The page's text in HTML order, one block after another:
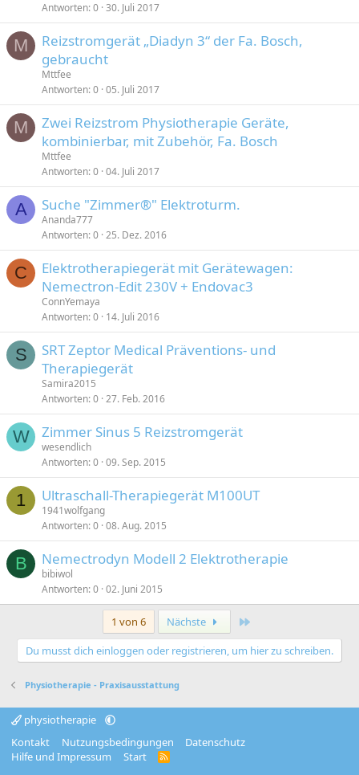
Antworten 0 30. Juli 2017
M
Reizstromgerät „Diadyn 3“ der Fa. Bosch,
gebraucht
Mttfee
Antworten 0 05. Juli 2017
M
Zwei Reizstrom Physiotherapie Geräte,
kombinierbar, mit Zubehör, Fa. Bosch
Mttfee
Antworten 0 04. Juli 2017
A Suche "Zimmer®" Elektroturm.
Ananda777
Antworten 0 25. Dez. 2016
C
Elektrotherapiegerät mit Gerätewagen:
Nemectron-Edit 230V + Endovac3
ConnYemaya
Antworten 0 14. Juli 2016
S
SRT Zeptor Medical Präventions- und
Therapiegerät
Samira2015
Antworten 0 27. Feb. 2016
W Zimmer Sinus 5 Reizstromgerät
wesendlich
Antworten 0 09. Sep. 2015
1 Ultraschall-Therapiegerät M100UT
1941wolfgang
Antworten 0 08. Aug. 2015
B Nemectrodyn Modell 2 Elektrotherapie
bibiwol
Antworten 0 02. Juni 2015
1 von 6 Nächste
Du musst dich einloggen oder registrieren, um hier zu schreiben.
Physiotherapie - Praxisausstattung
physiotherapie
Kontakt
Nutzungsbedingungen
Datenschutz
Hilfe und Impressum
Start
R